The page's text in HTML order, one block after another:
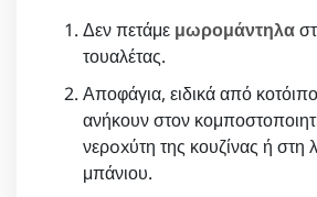
Δεν πετάμε μωρομάντηλα
τουαλέτας.
Αποφάγια, ειδικά από
ανήκουν στον
νερoxύτη της κουζίνας ή στη
μπάνιου.